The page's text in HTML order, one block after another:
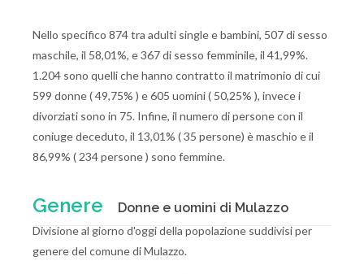
Nello specifico 874 tra adulti single e bambini, 507 di sesso
maschile, il 58,01%, e 367 di sesso femminile, il 41,99%.
1.204 sono quelli che hanno contratto il matrimonio di cui
599 donne ( 49,75% ) e 605 uomini ( 50,25% ), invece i
divorziati sono in 75. Infine, il numero di persone con il
coniuge deceduto, il 13,01% ( 35 persone) è maschio e il
86,99% ( 234 persone ) sono femmine.
Genere Donne e uomini di Mulazzo
Divisione al giorno d'oggi della popolazione suddivisi per
genere del comune di Mulazzo.